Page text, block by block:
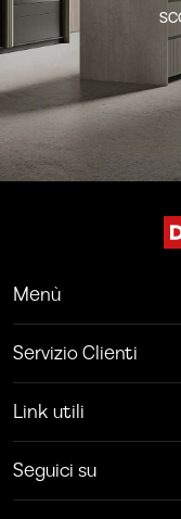
Menù
Servizio Clienti
Link utili
Seguici su